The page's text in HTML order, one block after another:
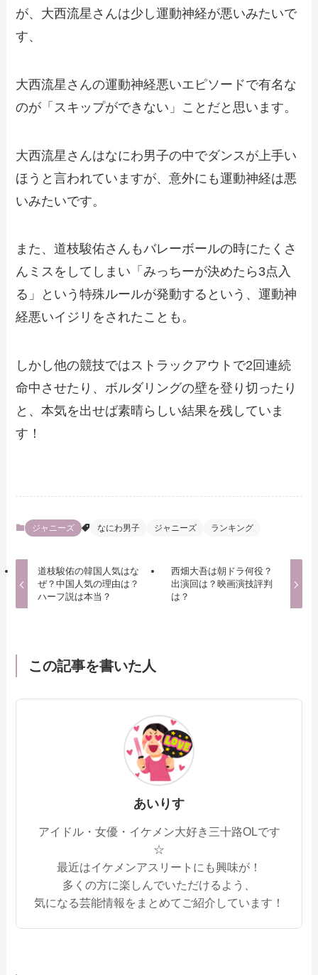
が、大西流星さんは少し運動神経が悪いみたいで
す、
大西流星さんの運動神経悪いエピソードで有名な
のが「スキップができない」ことだと思います。
大西流星さんはなにわ男子の中でダンスが上手い
ほうと言われていますが、意外にも運動神経は悪
いみたいです。
また、道枝駿佑さんもバレーボールの時にたくさ
んミスをしてしまい「みっちーが決めたら3点入
る」という特殊ルールが発動するという、運動神
経悪いイジリをされたことも。
しかし他の競技ではストラックアウトで2回連続
命中させたり、ボルダリングの壁を登り切ったり
と、本気を出せば素晴らしい結果を残していま
す！
ジャニーズ なにわ男子 ジャニーズ ランキング
道枝駿佑の韓国人気はな
ぜ？中国人気の理由は？
ハーフ説は本当？
西畑大吾は朝ドラ何役？
出演回は？映画演技評判
は？
この記事を書いた人
あいりす
アイドル・女優・イケメン大好き三十路OLです
☆
最近はイケメンアスリートにも興味が！
多くの方に楽しんでいただけるよう、
気になる芸能情報をまとめてご紹介しています！